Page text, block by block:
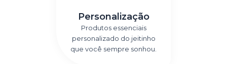
Personalização
Produtos essenciais
personalizado do jeitinho
que você sempre sonhou.